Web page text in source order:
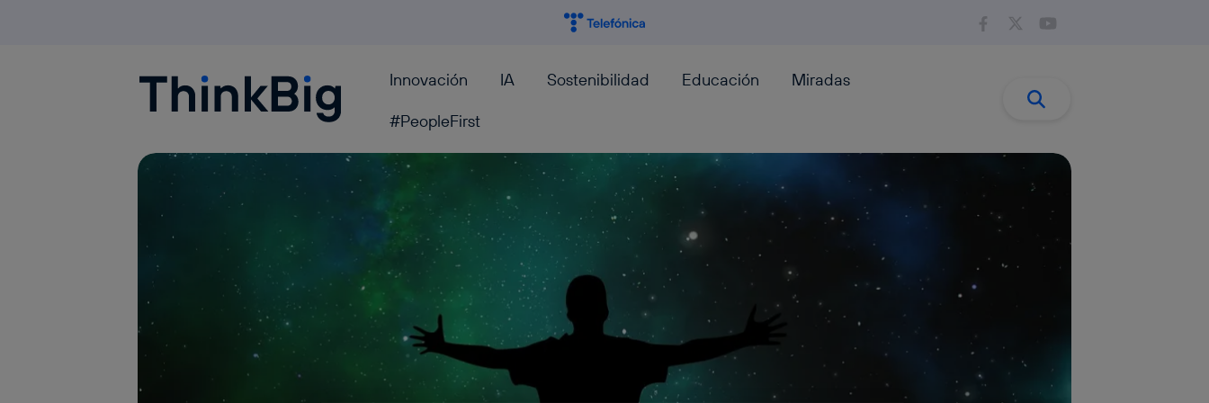
Blogthinkbig.com Innovación IA Sostenibilidad Educación
Miradas
#PeopleFirst
Buscar